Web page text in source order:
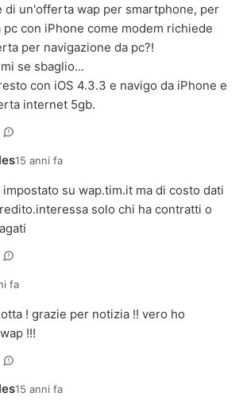
di un'offerta wap per smartphone, per
pc con iPhone come modem richiede
per navigazione da pc?!
se sbaglio...
con iOS 4.3.3 e navigo da iPhone e
15 anni fa
impostato su wap.tim.it ma di costo dati
solo chi ha contratti o
fa
! grazie per notizia !! vero ho
!!!
15 anni fa